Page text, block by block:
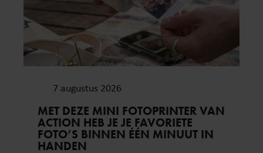
7 augustus 2026
MET DEZE MINI FOTOPRINTER VAN
ACTION HEB JE JE FAVORIETE
FOTO’S BINNEN ÉÉN MINUUT IN
HANDEN